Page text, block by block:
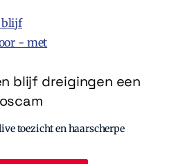
blijf dreigingen een
toezicht en haarscherpe